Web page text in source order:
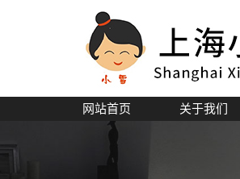
网站首页
关于我们